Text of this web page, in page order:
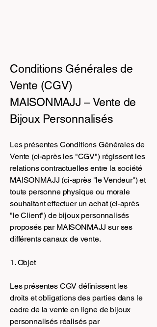
Conditions Générales de
Vente (CGV)
MAISONMAJJ – Vente de
Bijoux Personnalisés
Les présentes Conditions Générales de
Vente (ci-après les "CGV") régissent les
relations contractuelles entre la société
MAISONMAJJ (ci-après "le Vendeur") et
toute personne physique ou morale
souhaitant effectuer un achat (ci-après
"le Client") de bijoux personnalisés
proposés par MAISONMAJJ sur ses
différents canaux de vente.
1. Objet
Les présentes CGV définissent les
droits et obligations des parties dans le
cadre de la vente en ligne de bijoux
personnalisés réalisés par